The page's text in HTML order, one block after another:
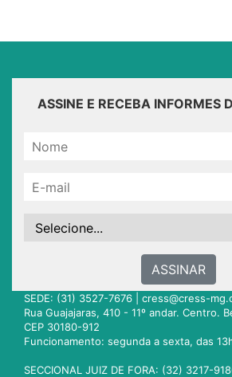
ASSINE E RECEBA INFORMES
ASSINAR
SEDE: (31) 3527-7676 | cress@cress-
Rua Guajajaras, 410 - 11º andar. Centro.
CEP 30180-912
Funcionamento: segunda a sexta, das
SECCIONAL JUIZ DE FORA: (32) 3217-